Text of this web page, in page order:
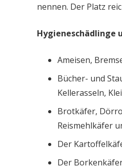
nennen. Der Platz
Hygieneschädlinge
Ameisen,
Bücher- und
Kellerasseln,
Brotkäfer,
Reismehlkäfer
Der
Der